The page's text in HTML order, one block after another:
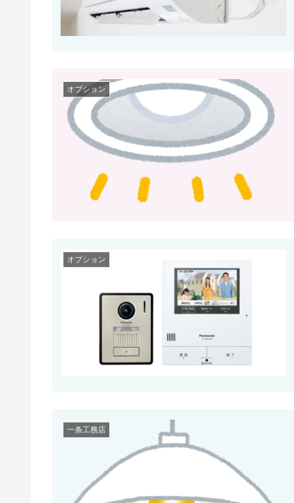
オプション
オプション
一条工務店